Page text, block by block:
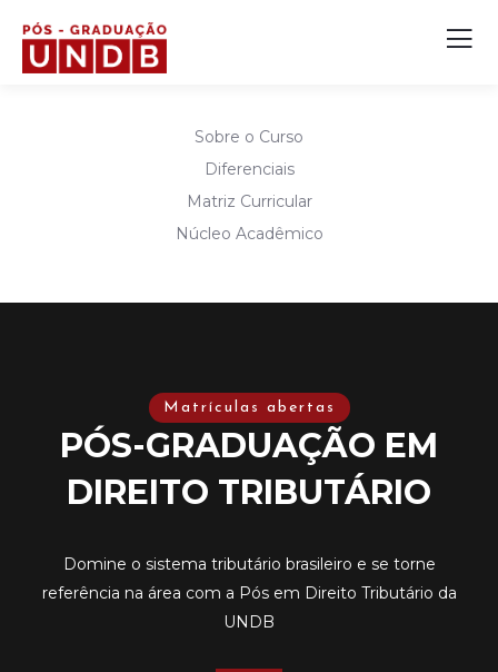
Sobre o Curso
Diferenciais
Matriz Curricular
Núcleo Acadêmico
Matrículas abertas
PÓS-GRADUAÇÃO EM
DIREITO TRIBUTÁRIO
Domine o sistema tributário brasileiro e se torne
referência na área com a Pós em Direito Tributário da
UNDB